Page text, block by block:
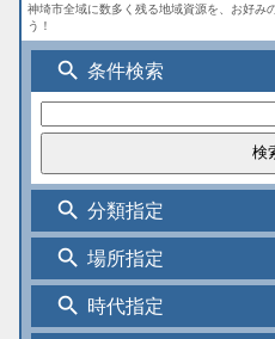
神埼市全域に数多く残る地域資源を、お好み
う！
search 条件検索
search 分類指定
search 場所指定
search 時代指定